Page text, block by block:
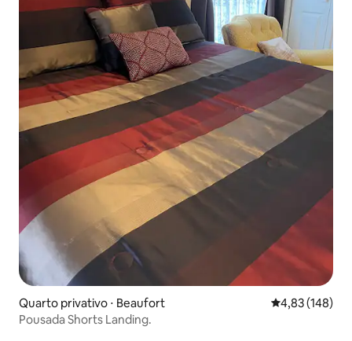
Quarto privativo ⋅ Beaufort 4,83 de uma
4,83 (148)
Pousada Shorts Landing.